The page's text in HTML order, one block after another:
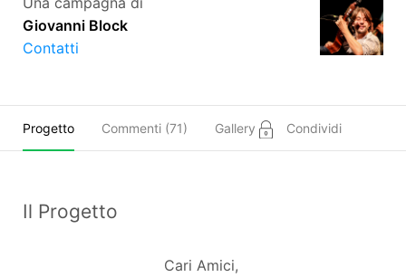
Giovanni Block
Contatti
Progetto Commenti (71) Gallery Condividi
Il Progetto
Cari Amici,